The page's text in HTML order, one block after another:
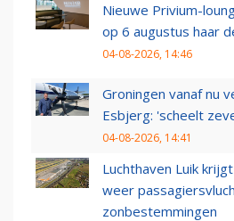
Nieuwe Privium-
op 6 augustus haar
04-08-2026, 14:46
Groningen vanaf nu
Esbjerg: 'scheelt
04-08-2026, 14:41
Luchthaven Luik
weer
zonbestemmingen